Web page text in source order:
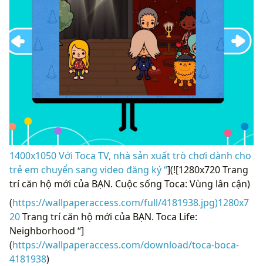
1400x1050 Với Toca TV, nhà sản xuất trò chơi dành cho
trẻ em chuyển sang video đăng ký “](![1280x720 Trang
trí căn hộ mới của BẠN. Cuộc sống Toca: Vùng lân cận)
(https://wallpaperaccess.com/full/4181938.jpg)1280x7
20Trang trí căn hộ mới của BẠN. Toca Life:
Neighborhood “]
(https://wallpaperaccess.com/download/toca-boca-
4181938)